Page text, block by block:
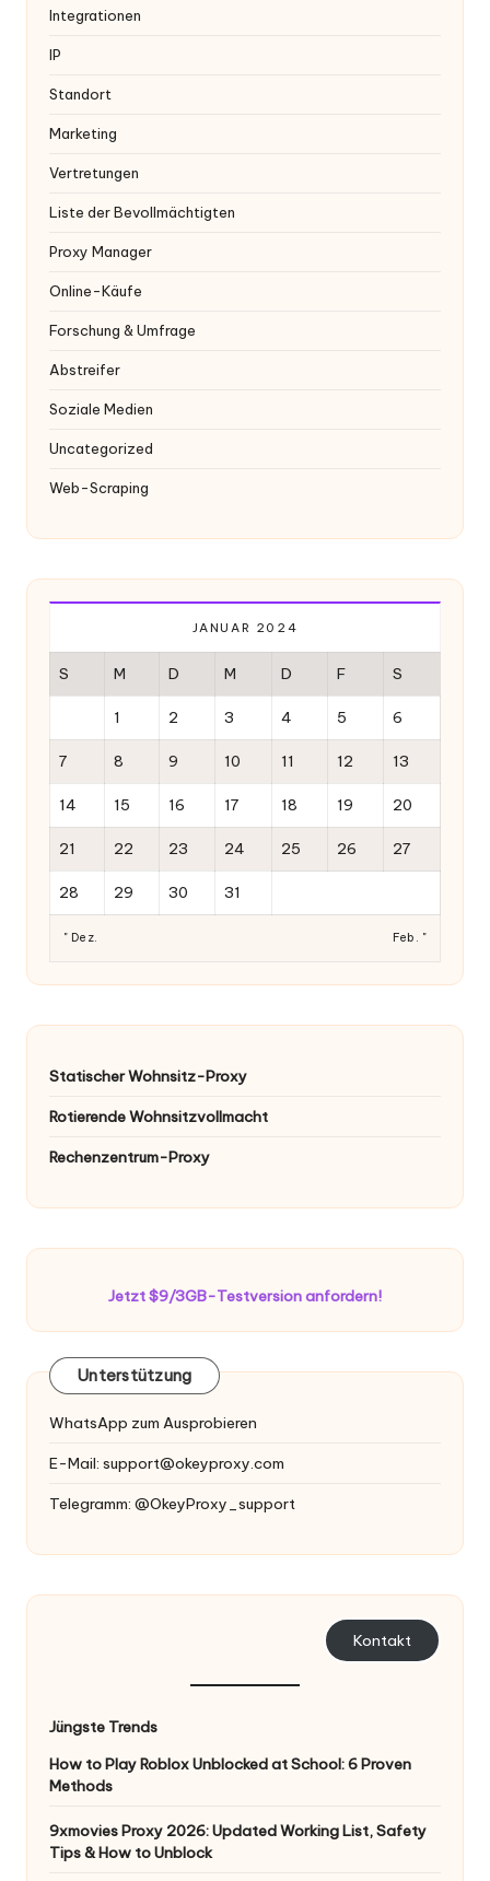
Integrationen
IP
Standort
Marketing
Vertretungen
Liste der Bevollmächtigten
Proxy Manager
Online-Käufe
Forschung & Umfrage
Abstreifer
Soziale Medien
Uncategorized
Web-Scraping
JANUAR 2024
S M D M D F S
1 2 3 4 5 6
7 8 9 10 11 12 13
14 15 16 17 18 19 20
21 22 23 24 25 26 27
28 29 30 31
" Dez. Feb. "
Statischer Wohnsitz-Proxy
Rotierende Wohnsitzvollmacht
Rechenzentrum-Proxy
Jetzt $9/3GB-Testversion anfordern!
Unterstützung
WhatsApp zum Ausprobieren
E-Mail: support@okeyproxy.com
Telegramm: @OkeyProxy_support
Kontakt
Jüngste Trends
How to Play Roblox Unblocked at School: 6 Proven
Methods
9xmovies Proxy 2026: Updated Working List, Safety
Tips & How to Unblock